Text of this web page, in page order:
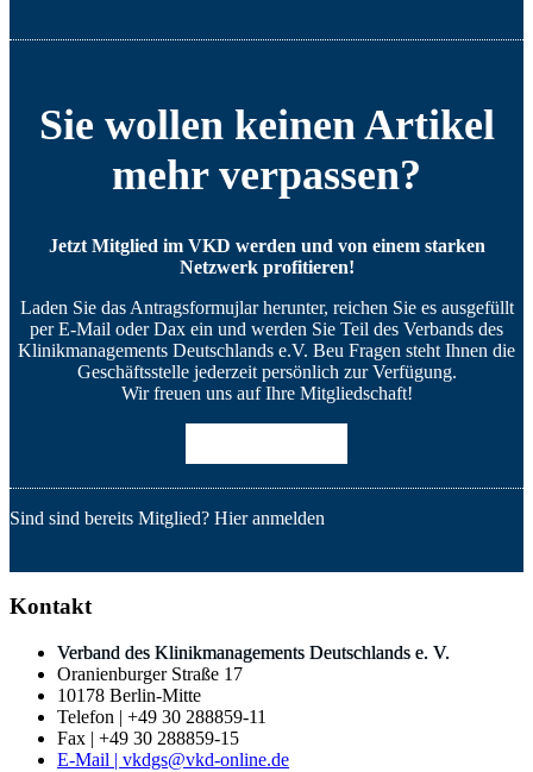
Sie wollen keinen Artikel
mehr verpassen?
Jetzt Mitglied im VKD werden und von einem starken
Netzwerk profitieren!
Laden Sie das Antragsformujlar herunter, reichen Sie es ausgefüllt
per E-Mail oder Dax ein und werden Sie Teil des Verbands des
Klinikmanagements Deutschlands e.V. Beu Fragen steht Ihnen die
Geschäftsstelle jederzeit persönlich zur Verfügung.
Wir freuen uns auf Ihre Mitgliedschaft!
Sind sind bereits Mitglied? Hier anmelden
Kontakt
Verband des Klinikmanagements Deutschlands e. V.
Oranienburger Straße 17
10178 Berlin-Mitte
Telefon | +49 30 288859-11
Fax | +49 30 288859-15
E-Mail | vkdgs@vkd-online.de